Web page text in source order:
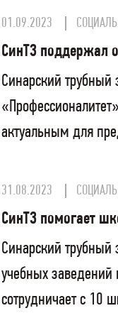
01.09.2023
СинТЗ поддержал
Синарский
актуальным для
31.08.2023
СинТЗ помогает
Синарский трубный
учебных
сотрудничает с 10